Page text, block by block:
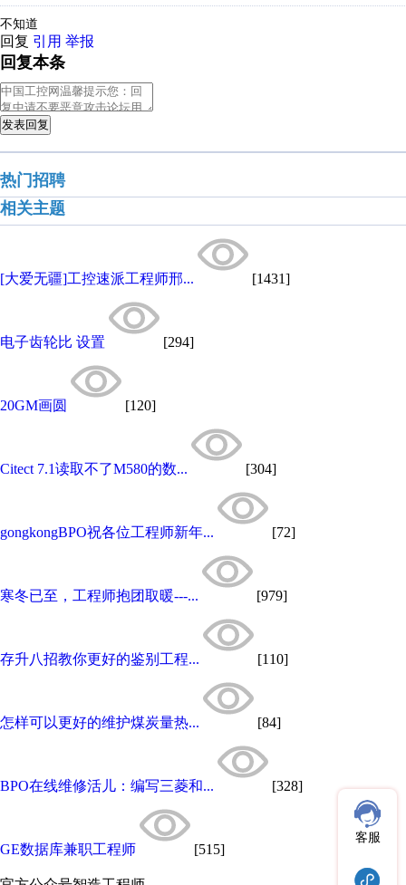
不知道
回复 引用 举报
回复本条
发表回复
热门招聘
相关主题
[大爱无疆]工控速派工程师邢... [1431]
电子齿轮比 设置 [294]
20GM画圆 [120]
Citect 7.1读取不了M580的数... [304]
gongkongBPO祝各位工程师新年... [72]
寒冬已至，工程师抱团取暖---... [979]
存升八招教你更好的鉴别工程... [110]
怎样可以更好的维护煤炭量热... [84]
BPO在线维修活儿：编写三菱和... [328]
GE数据库兼职工程师 [515]
客服